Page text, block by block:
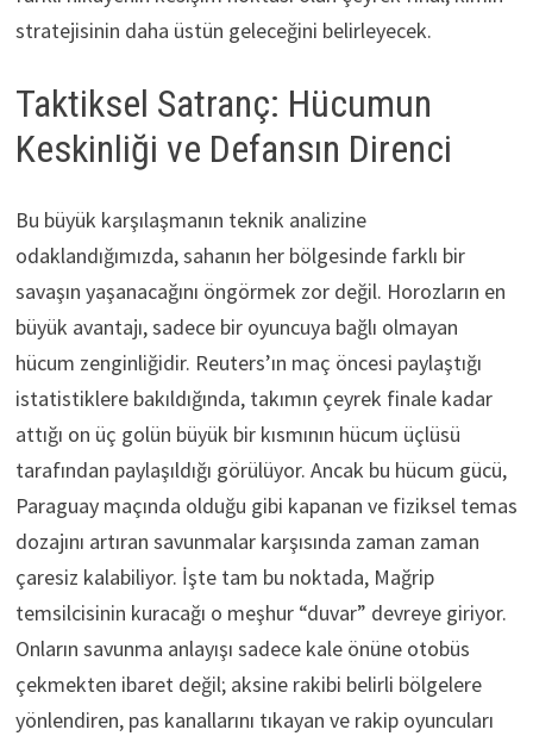
stratejisinin daha üstün geleceğini belirleyecek.
Taktiksel Satranç: Hücumun
Keskinliği ve Defansın Direnci
Bu büyük karşılaşmanın teknik analizine
odaklandığımızda, sahanın her bölgesinde farklı bir
savaşın yaşanacağını öngörmek zor değil. Horozların en
büyük avantajı, sadece bir oyuncuya bağlı olmayan
hücum zenginliğidir. Reuters’ın maç öncesi paylaştığı
istatistiklere bakıldığında, takımın çeyrek finale kadar
attığı on üç golün büyük bir kısmının hücum üçlüsü
tarafından paylaşıldığı görülüyor. Ancak bu hücum gücü,
Paraguay maçında olduğu gibi kapanan ve fiziksel temas
dozajını artıran savunmalar karşısında zaman zaman
çaresiz kalabiliyor. İşte tam bu noktada, Mağrip
temsilcisinin kuracağı o meşhur “duvar” devreye giriyor.
Onların savunma anlayışı sadece kale önüne otobüs
çekmekten ibaret değil; aksine rakibi belirli bölgelere
yönlendiren, pas kanallarını tıkayan ve rakip oyuncuları